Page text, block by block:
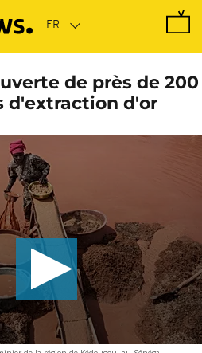
de près de 200
d'extraction d'or